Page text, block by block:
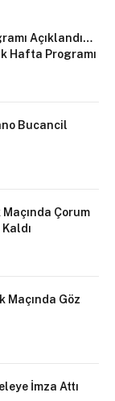
Açıklandı…
Hafta Programı
Bucancil
Çorum
Maçında Göz
İmza Attı